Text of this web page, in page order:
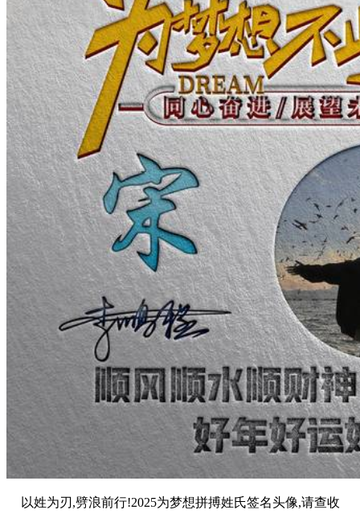
以姓为刃,劈浪前行!2025为梦想拼搏姓氏签名头像,请查收